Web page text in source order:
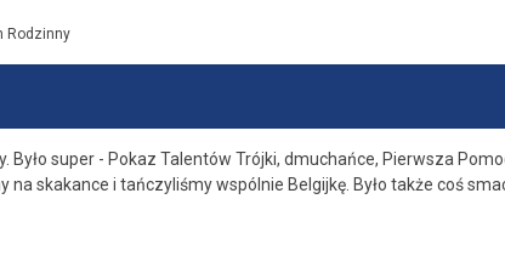
Rodzinny
Było super - Pokaz Talentów Trójki, dmuchańce, Pierwsza
na skakance i tańczyliśmy wspólnie Belgijkę. Było także coś